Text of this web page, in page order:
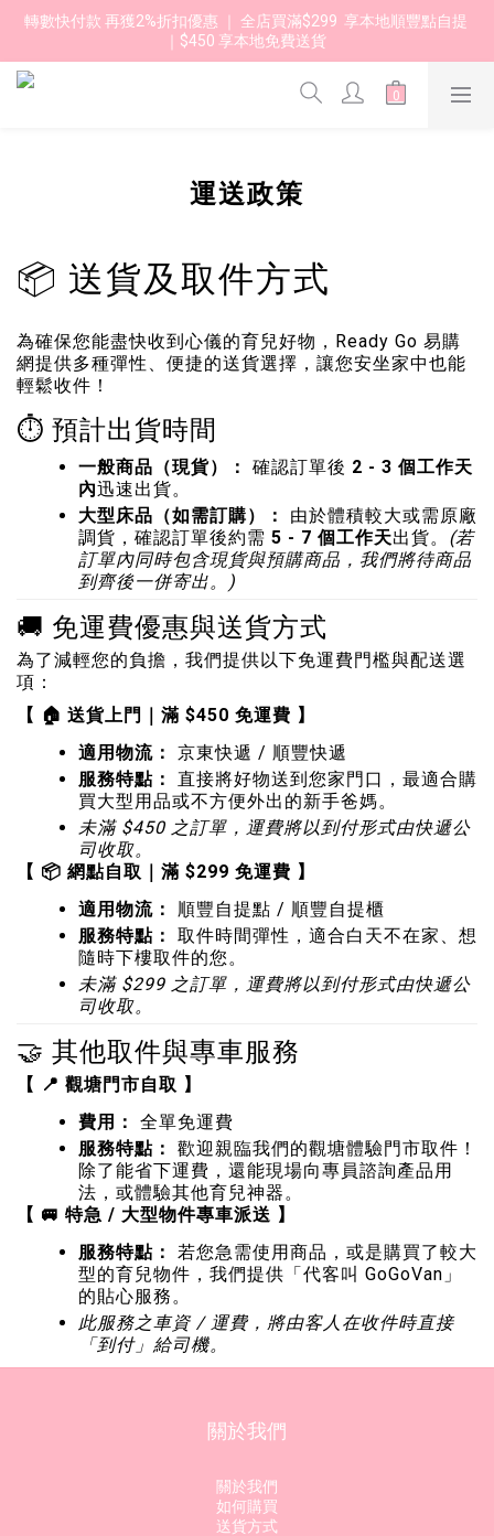
轉數快付款 再獲2%折扣優惠 ｜ 全店買滿$299  享本地順豐點自提
｜$450 享本地免費送貨
運送政策
📦 送貨及取件方式
為確保您能盡快收到心儀的育兒好物，Ready Go 易購
網提供多種彈性、便捷的送貨選擇，讓您安坐家中也能
輕鬆收件！
⏱️ 預計出貨時間
一般商品（現貨）： 確認訂單後 2 - 3 個工作天
內迅速出貨。
大型床品（如需訂購）：
由於體積較大或需原廠
調貨，確認訂單後約需 5 - 7 個工作天出貨。 (若
訂單內同時包含現貨與預購商品，我們將待商品
到齊後一併寄出。)
🚚 免運費優惠與送貨方式
為了減輕您的負擔，我們提供以下免運費門檻與配送選
項：
【 🏠 送貨上門｜滿 $450 免運費 】
適用物流：
京東快遞 / 順豐快遞
服務特點：
直接將好物送到您家門口，最適合購
買大型用品或不方便外出的新手爸媽。
未滿 $450 之訂單，運費將以到付形式由快遞公
司收取。
【 📦 網點自取｜滿 $299 免運費 】
適用物流：
順豐自提點 / 順豐自提櫃
服務特點：
取件時間彈性，適合白天不在家、想
隨時下樓取件的您。
未滿 $299 之訂單，運費將以到付形式由快遞公
司收取。
🤝 其他取件與專車服務
【 📍 觀塘門市自取 】
費用：
全單免運費
服務特點：
歡迎親臨我們的觀塘體驗門市取件！
除了能省下運費，還能現場向專員諮詢產品用
法，或體驗其他育兒神器。
【 🚐 特急 / 大型物件專車派送 】
服務特點：
若您急需使用商品，或是購買了較大
型的育兒物件，我們提供「代客叫 GoGoVan」
的貼心服務。
此服務之車資 / 運費，將由客人在收件時直接
「到付」給司機。
關於我們
關於我們
如何購買
送貨方式